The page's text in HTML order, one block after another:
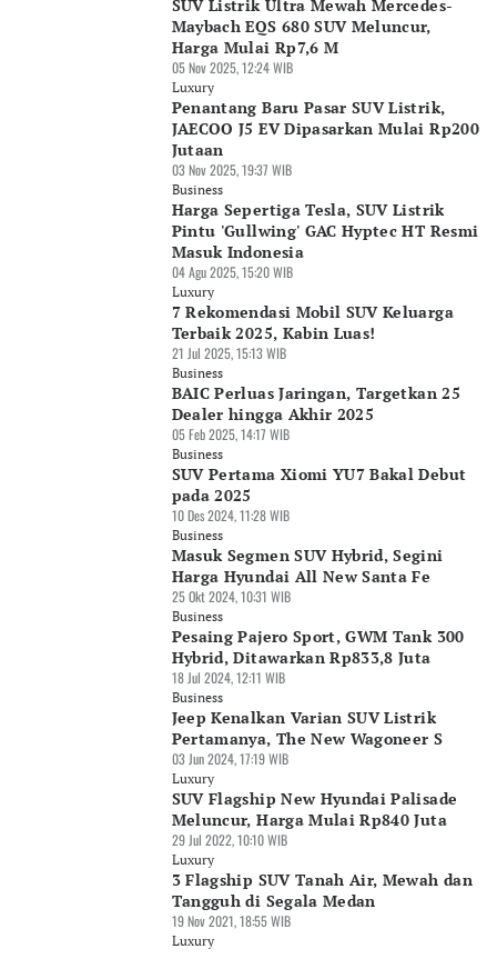
SUV Listrik Ultra Mewah Mercedes-
Maybach EQS 680 SUV Meluncur,
Harga Mulai Rp7,6 M
05 Nov 2025, 12:24 WIB
Luxury
Penantang Baru Pasar SUV Listrik,
JAECOO J5 EV Dipasarkan Mulai Rp200
Jutaan
03 Nov 2025, 19:37 WIB
Business
Harga Sepertiga Tesla, SUV Listrik
Pintu 'Gullwing' GAC Hyptec HT Resmi
Masuk Indonesia
04 Agu 2025, 15:20 WIB
Luxury
7 Rekomendasi Mobil SUV Keluarga
Terbaik 2025, Kabin Luas!
21 Jul 2025, 15:13 WIB
Business
BAIC Perluas Jaringan, Targetkan 25
Dealer hingga Akhir 2025
05 Feb 2025, 14:17 WIB
Business
SUV Pertama Xiomi YU7 Bakal Debut
pada 2025
10 Des 2024, 11:28 WIB
Business
Masuk Segmen SUV Hybrid, Segini
Harga Hyundai All New Santa Fe
25 Okt 2024, 10:31 WIB
Business
Pesaing Pajero Sport, GWM Tank 300
Hybrid, Ditawarkan Rp833,8 Juta
18 Jul 2024, 12:11 WIB
Business
Jeep Kenalkan Varian SUV Listrik
Pertamanya, The New Wagoneer S
03 Jun 2024, 17:19 WIB
Luxury
SUV Flagship New Hyundai Palisade
Meluncur, Harga Mulai Rp840 Juta
29 Jul 2022, 10:10 WIB
Luxury
3 Flagship SUV Tanah Air, Mewah dan
Tangguh di Segala Medan
19 Nov 2021, 18:55 WIB
Luxury